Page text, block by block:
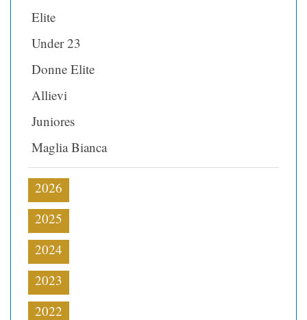
Elite
Under 23
Donne Elite
Allievi
Juniores
Maglia Bianca
2026
2025
2024
2023
2022